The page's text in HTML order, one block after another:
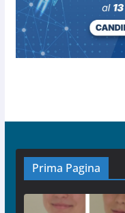
Prima Pagina